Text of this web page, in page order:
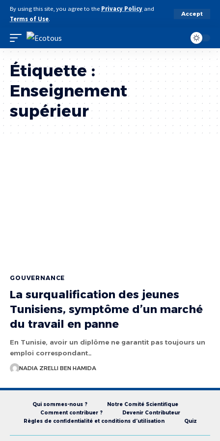
By using this site, you agree to the Privacy Policy and
Terms of Use.
Accept
Étiquette :
Enseignement
supérieur
GOUVERNANCE
La surqualification des jeunes
Tunisiens, symptôme d’un marché
du travail en panne
En Tunisie, avoir un diplôme ne garantit pas toujours un
emploi correspondant…
NADIA ZRELLI BEN HAMIDA
Qui sommes-nous ?
Notre Comité Scientifique
Comment contribuer ?
Devenir Contributeur
Règles de confidentialité et conditions d’utilisation
Quiz